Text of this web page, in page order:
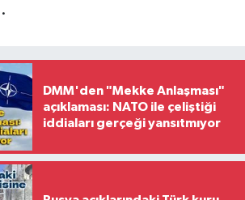
DMM'den "Mekke Anlaşması"
açıklaması: NATO ile çeliştiği
iddiaları gerçeği yansıtmıyor